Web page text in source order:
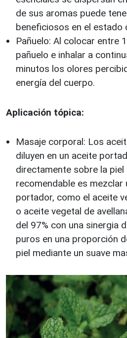
de sus aromas puede
beneficiosos en el estado
Pañuelo: Al colocar entre
pañuelo e inhalar a
minutos los olores
energía del cuerpo.
Aplicación tópica:
Masaje corporal: Los
diluyen en un aceite
directamente sobre la piel
recomendable es mezclar
portador, como el aceite
o aceite vegetal de
del 97% con una sinergia
puros en una proporción
piel mediante un suave